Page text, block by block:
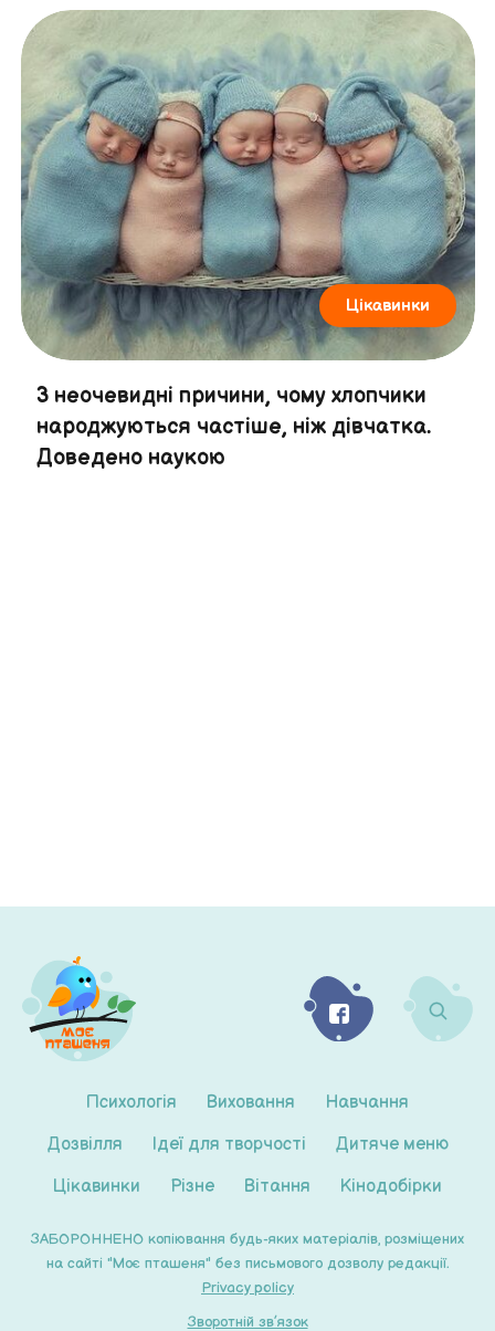
Цікавинки
3 неочевидні причини, чому хлопчики
народжуються частіше, ніж дівчатка.
Доведено наукою
Психологія Виховання
Навчання
Дозвілля
Ідеї для творчості
Дитяче меню
Цікавинки
Різне Вітання Кінодобірки
ЗАБОРОННЕНО копіювання будь-яких матеріалів, розміщених
на сайті "Моє пташеня" без письмового дозволу редакції.
Privacy policy
Зворотній зв’язок